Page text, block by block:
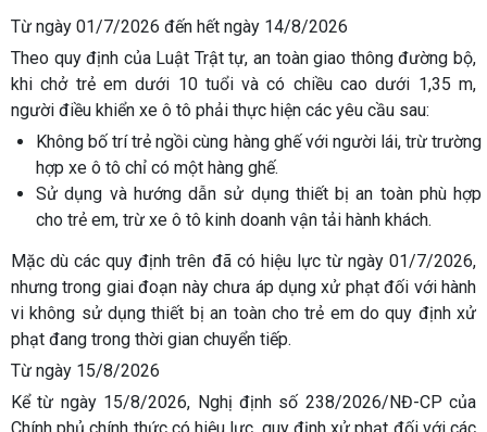
Từ ngày 01/7/2026 đến hết ngày 14/8/2026
Theo quy định của Luật Trật tự, an toàn giao thông đường bộ,
khi chở trẻ em dưới 10 tuổi và có chiều cao dưới 1,35 m,
người điều khiển xe ô tô phải thực hiện các yêu cầu sau:
Không bố trí trẻ ngồi cùng hàng ghế với người lái, trừ trường
hợp xe ô tô chỉ có một hàng ghế.
Sử dụng và hướng dẫn sử dụng thiết bị an toàn phù hợp
cho trẻ em, trừ xe ô tô kinh doanh vận tải hành khách.
Mặc dù các quy định trên đã có hiệu lực từ ngày 01/7/2026,
nhưng trong giai đoạn này chưa áp dụng xử phạt đối với hành
vi không sử dụng thiết bị an toàn cho trẻ em do quy định xử
phạt đang trong thời gian chuyển tiếp.
Từ ngày 15/8/2026
Kể từ ngày 15/8/2026, Nghị định số 238/2026/NĐ-CP của